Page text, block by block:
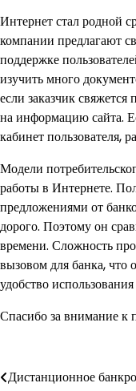
Интернет стал родной
компании предлагают
поддержке
изучить много
если заказчик
на информацию сайта.
кабинет пользователя,
Модели
работы в Интернете.
предложениями от
дорого. Поэтому он
времени. Сложность
вызовом для банка, что
удобство
Спасибо за внимание к
Навигация
Дистанционное